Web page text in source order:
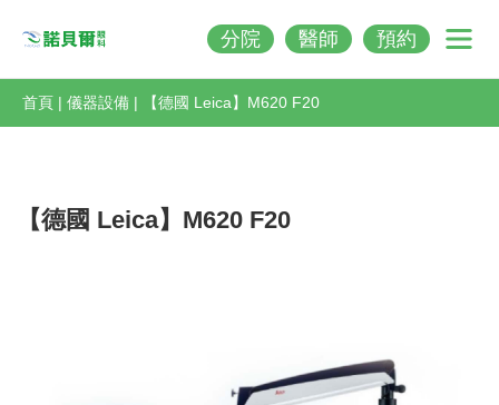
分院 醫師 預約
首頁 | 儀器設備 | 【德國 Leica】M620 F20
【德國 Leica】M620 F20